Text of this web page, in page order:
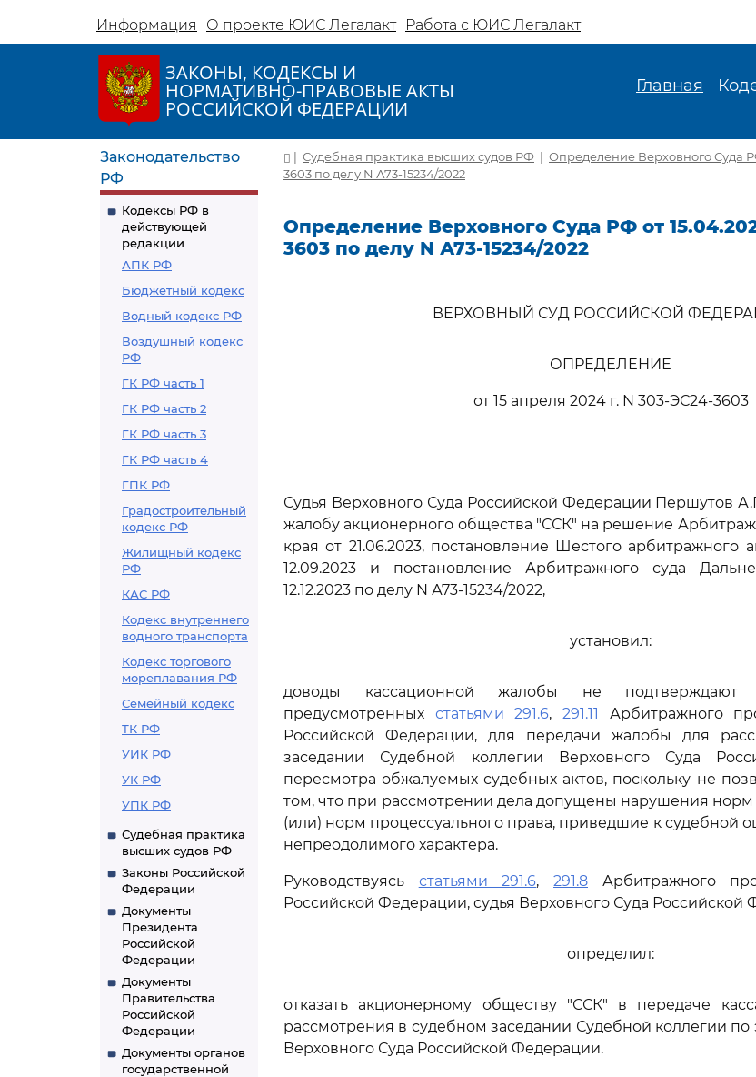
Информация О проекте ЮИС Легалакт Работа с ЮИС Легалакт
ЗАКОНЫ, КОДЕКСЫ И
НОРМАТИВНО-ПРАВОВЫЕ АКТЫ
РОССИЙСКОЙ ФЕДЕРАЦИИ
Главная
Законодательство
РФ
Кодексы РФ в
действующей
редакции
АПК РФ
Бюджетный кодекс
Водный кодекс РФ
Воздушный кодекс
РФ
ГК РФ часть 1
ГК РФ часть 2
ГК РФ часть 3
ГК РФ часть 4
ГПК РФ
Градостроительный
кодекс РФ
Жилищный кодекс
РФ
КАС РФ
Кодекс внутреннего
водного транспорта
Кодекс торгового
мореплавания РФ
Семейный кодекс
ТК РФ
УИК РФ
УК РФ
УПК РФ
Судебная практика
высших судов РФ
Законы Российской
Федерации
Документы
Президента
Российской
Федерации
Документы
Правительства
Российской
Федерации
Документы органов
государственной
| Судебная практика высших судов РФ | Определение Верховного Суда
3603 по делу N А73-15234/2022
Определение Верховного Суда РФ от
3603 по делу N А73-15234/2022
ВЕРХОВНЫЙ СУД РОССИЙСКОЙ
ОПРЕДЕЛЕНИЕ
от 15 апреля 2024 г. N 303-ЭС24-3603
Судья Верховного Суда Российской Федерации Першутов
жалобу акционерного общества "ССК" на решение
края от 21.06.2023, постановление Шестого арбитражного
12.09.2023 и постановление Арбитражного суда
12.12.2023 по делу N А73-15234/2022,
установил:
доводы кассационной жалобы не подтверждают
предусмотренных статьями 291.6,291.11
Арбитражного
Российской Федерации, для передачи жалобы для
заседании Судебной коллегии Верховного Суда
пересмотра обжалуемых судебных актов, поскольку не
том, что при рассмотрении дела допущены нарушения норм
(или) норм процессуального права, приведшие к судебной
непреодолимого характера.
Руководствуясь статьями 291.6,291.8 Арбитражного
Российской Федерации, судья Верховного Суда Российской
определил:
отказать акционерному обществу "ССК" в передаче
рассмотрения в судебном заседании Судебной коллегии
Верховного Суда Российской Федерации.